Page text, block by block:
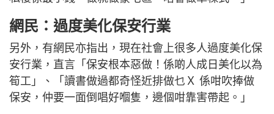
網民：過度美化保安行業
另外，有網民亦指出，現在社會上很多人過度美化保
安行業，直言「保安根本惡做！係啲人成日美化以為
筍工」、「讀書做過都奇怪近排做乜Ｘ 係咁吹捧做
保安，仲要一面倒唱好嗰隻，邊個咁靠害帶起。」